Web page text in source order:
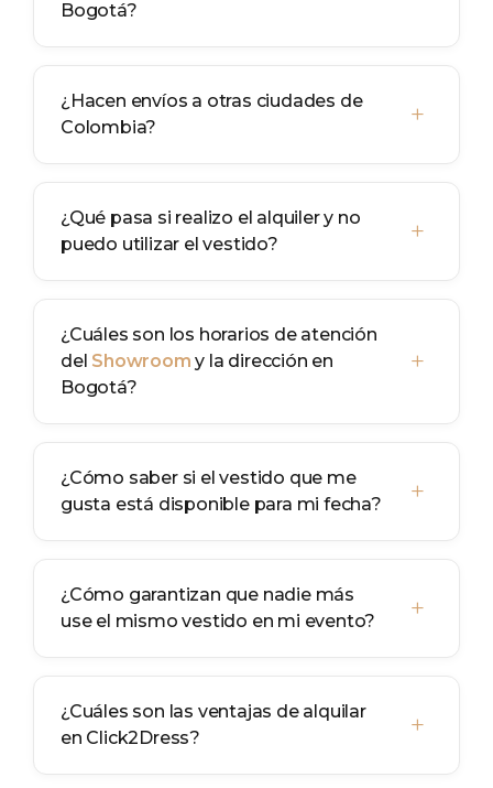
Bogotá?
¿Hacen envíos a otras ciudades de
Colombia?
+
¿Qué pasa si realizo el alquiler y no
puedo utilizar el vestido?
+
¿Cuáles son los horarios de atención
del Showroom y la dirección en
Bogotá?
+
¿Cómo saber si el vestido que me
gusta está disponible para mi fecha?
+
¿Cómo garantizan que nadie más
use el mismo vestido en mi evento?
+
¿Cuáles son las ventajas de alquilar
en Click2Dress?
+